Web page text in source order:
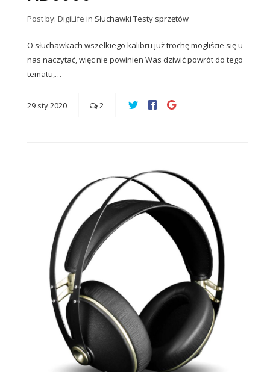
Post by: DigiLife in Słuchawki Testy sprzętów
O słuchawkach wszelkiego kalibru już trochę mogliście się u
nas naczytać, więc nie powinien Was dziwić powrót do tego
tematu,…
29 sty2020 2